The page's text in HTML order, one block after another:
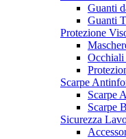
Guanti
Guanti
Protezione
Occhiali
Scarpe
Scarpe
Scarpe
Sicurezza